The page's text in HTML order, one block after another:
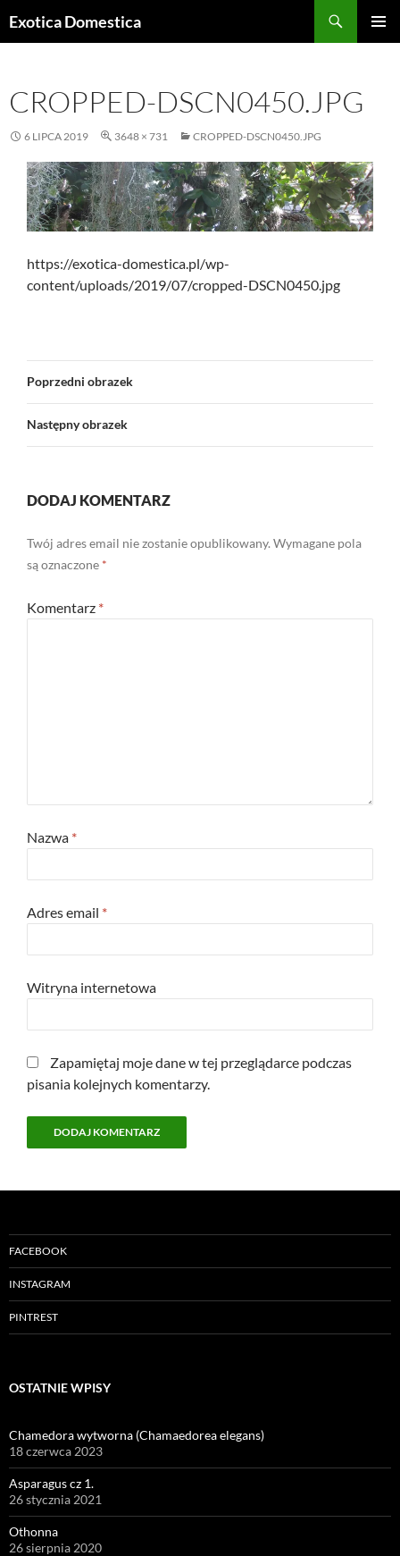
doExotica Domestica
CROPPED-DSCN0450.JPG
6 LIPCA 2019 3648 × 731 CROPPED-DSCN0450.JPG
https://exotica-domestica.pl/wp-
content/uploads/2019/07/cropped-DSCN0450.jpg
Poprzedni obrazek
Następny obrazek
DODAJ KOMENTARZ
Twój adres email nie zostanie opublikowany. Wymagane pola
są oznaczone *
Komentarz *
Nazwa *
Adres email *
Witryna internetowa
Zapamiętaj moje dane w tej przeglądarce podczas
pisania kolejnych komentarzy.
FACEBOOK
INSTAGRAM
PINTREST
OSTATNIE WPISY
Chamedora wytworna (Chamaedorea elegans)
18 czerwca 2023
Asparagus cz 1.
26 stycznia 2021
Othonna
26 sierpnia 2020